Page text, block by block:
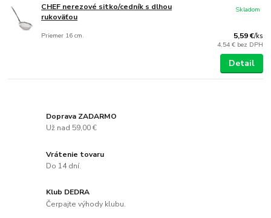
CHEF nerezové sitko/cedník s dlhou
rukoväťou
Priemer 16 cm. 5,59 €/ks
4,54 € bez DPH
Skladom
Detail
Doprava ZADARMO
Už nad 59,00 €
Vrátenie tovaru
Do 14 dní.
Klub DEDRA
Čerpajte výhody klubu.